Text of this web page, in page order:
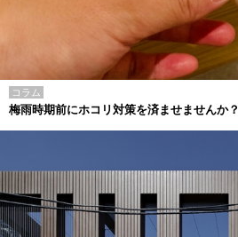
コラム
梅雨時期前にホコリ対策を済ませませんか？